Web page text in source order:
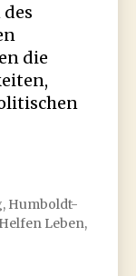
die
, Humboldt-
Leben,